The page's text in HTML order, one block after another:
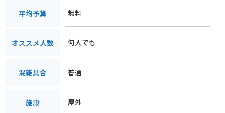
平均予算 無料
オススメ人数 何人でも
混雑具合 普通
施設 屋外